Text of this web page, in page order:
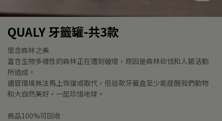
QUALY 牙籤罐-共3款
懷念森林之美
富含生物多樣性的森林正在遭到破壞，原因是森林砍伐和人類活動
所造成。
儘管環境無法馬上恢復或取代，但這款牙籤盒至少能提醒我們動物
和大自然美好，一起珍惜地球。
商品100%可回收